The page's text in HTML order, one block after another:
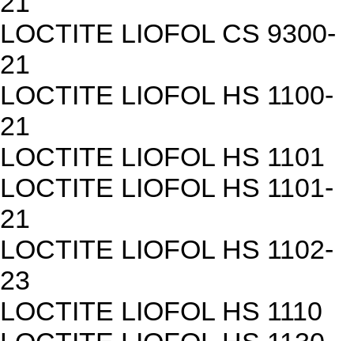
LOCTITE LIOFOL CS 9300-
21
LOCTITE LIOFOL HS 1100-
21
LOCTITE LIOFOL HS 1101
LOCTITE LIOFOL HS 1101-
21
LOCTITE LIOFOL HS 1102-
23
LOCTITE LIOFOL HS 1110